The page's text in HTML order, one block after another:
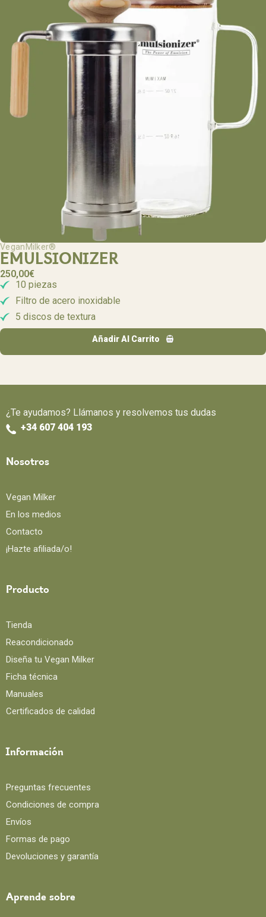
VeganMilker®
EMULSIONIZER
250,00€
10 piezas
Filtro de acero inoxidable
5 discos de textura
Añadir Al Carrito
¿Te ayudamos? Llámanos y resolvemos tus dudas
+34 607 404 193
Nosotros
Vegan Milker
En los medios
Contacto
¡Hazte afiliada/o!
Producto
Tienda
Reacondicionado
Diseña tu Vegan Milker
Ficha técnica
Manuales
Certificados de calidad
Información
Preguntas frecuentes
Condiciones de compra
Envíos
Formas de pago
Devoluciones y garantía
Aprende sobre